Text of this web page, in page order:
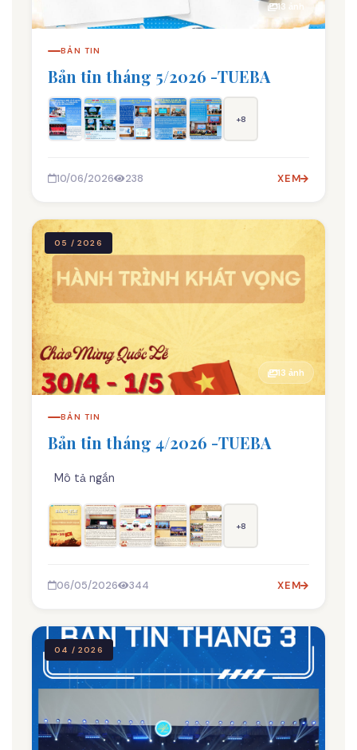
13 ảnh
BẢN TIN
Bản tin tháng 5/2026 -TUEBA
+8
10/06/2026 238 XEM
05 / 2026
13 ảnh
BẢN TIN
Bản tin tháng 4/2026 -TUEBA
Mô tả ngắn
+8
06/05/2026 344 XEM
04 / 2026